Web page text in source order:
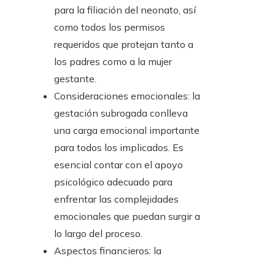
para la filiación del neonato, así
como todos los permisos
requeridos que protejan tanto a
los padres como a la mujer
gestante.
Consideraciones emocionales: la
gestación subrogada conlleva
una carga emocional importante
para todos los implicados. Es
esencial contar con el apoyo
psicológico adecuado para
enfrentar las complejidades
emocionales que puedan surgir a
lo largo del proceso.
Aspectos financieros: la